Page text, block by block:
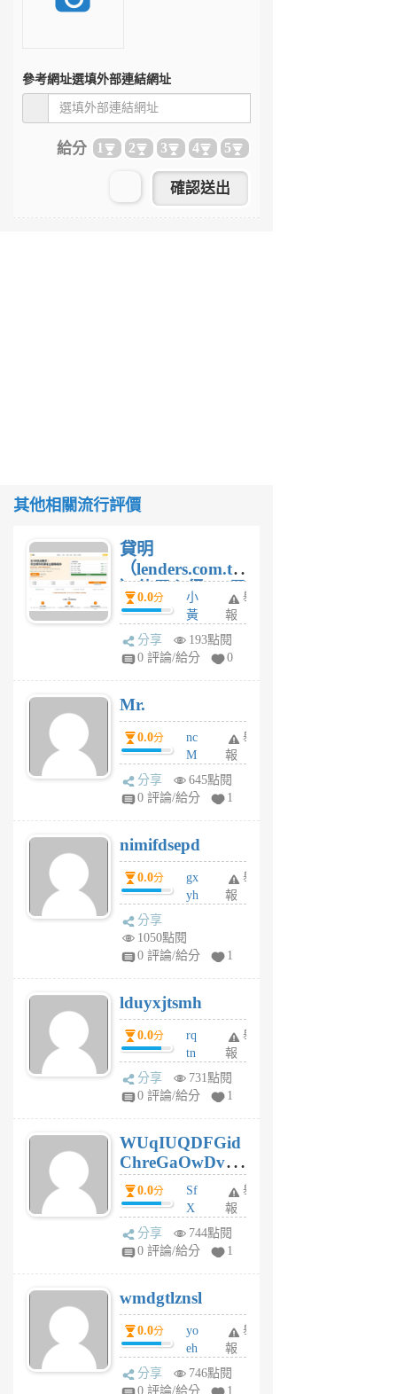
參考網址選填外部連結網址
給分 1 2 3 4 5
其他相關流行評價
貸明
（lenders.com.tw
）使用心得 — 民
間貸款比較平台
體驗
0.0分
小
黃
蜂
1
舉
報
分享
193點閱
0 評論/給分
0
Mr.
0.0分
nc
M
U
F
U
5
個
月
舉
報
分享
645點閱
0 評論/給分
1
nimifdsepd
0.0分
gx
yh
jl
月
前
舉
報
分享
1050點閱
0 評論/給分
1
lduyxjtsmh
0.0分
rq
tn
jt
gl
個
月
前
舉
報
分享
731點閱
0 評論/給分
1
WUqIUQDFGid
ChreGaOwDv
dY0.0分
Sf
X
Pe
Jc
R
P
m
v
A
V
舉
報
分享
744點閱
0 評論/給分
1
wmdgtlznsl
0.0分
yo
eh
ld
gy
舉
報
分享
746點閱
0 評論/給分
1